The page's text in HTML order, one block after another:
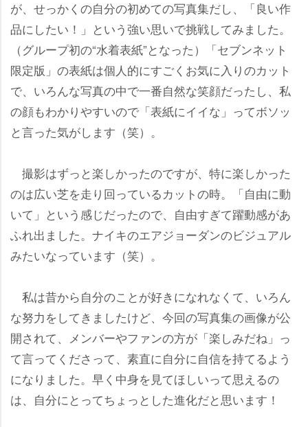
が、せっかくの自分の初めての写真集だし、「良い作
品にしたい！」という強い思いで挑戦してみました。
（グループ初の“水着表紙”となった）「セブンネット
限定版」の表紙は個人的にすごくお気に入りのカット
で、いろんな写真の中で一番自然な笑顔だったし、私
の顔もわかりやすいので「表紙にイイな」ってボソッ
と言った気がします（笑）。
撮影はずっと楽しかったのですが、特に楽しかった
のは広い芝を走り回っているカットの時。「自由に動
いて」という感じだったので、自由すぎて躍動感があ
ふれ出ました。ナイキのエアジョーダンのビジュアル
みたいなっています（笑）。
私は昔から自分のことが好きになれなくて、いろん
な努力をしてきましたけど、今回の写真集の画像が公
開されて、メンバーやファンの方が「楽しみだね」っ
て言ってくださって、素直に自分に自信を持てるよう
になりました。早く中身を見てほしいって思えるの
は、自分にとってちょっとした進化だと思います！